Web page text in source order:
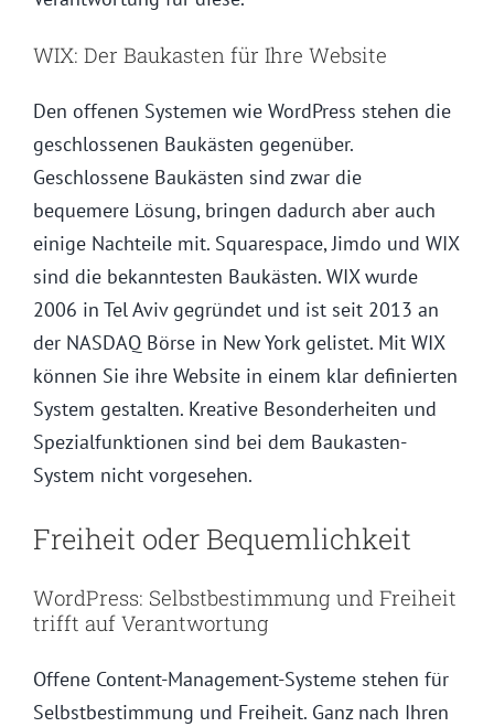
WIX: Der Baukasten für Ihre Website
Den offenen Systemen wie WordPress stehen die
geschlossenen Baukästen gegenüber.
Geschlossene Baukästen sind zwar die
bequemere Lösung, bringen dadurch aber auch
einige Nachteile mit. Squarespace, Jimdo und WIX
sind die bekanntesten Baukästen. WIX wurde
2006 in Tel Aviv gegründet und ist seit 2013 an
der NASDAQ Börse in New York gelistet. Mit WIX
können Sie ihre Website in einem klar definierten
System gestalten. Kreative Besonderheiten und
Spezialfunktionen sind bei dem Baukasten-
System nicht vorgesehen.
Freiheit oder Bequemlichkeit
WordPress: Selbstbestimmung und Freiheit
trifft auf Verantwortung
Offene Content-Management-Systeme stehen für
Selbstbestimmung und Freiheit. Ganz nach Ihren